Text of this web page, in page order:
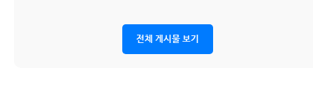
전체 게시물 보기